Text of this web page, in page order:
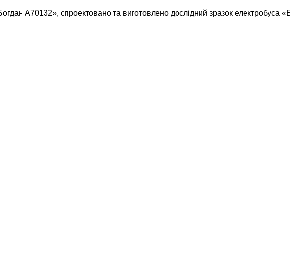
А70132», спроектовано та виготовлено дослідний зразок електробуса